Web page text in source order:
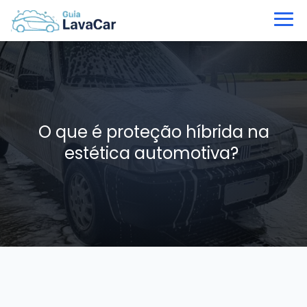
O que é proteção híbrida na
estética automotiva?